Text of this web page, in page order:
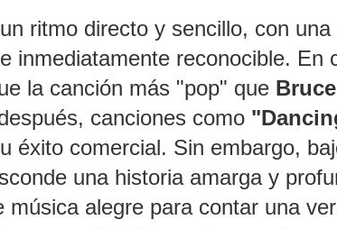
ritmo directo y sencillo, con
inmediatamente reconocible. En
la canción más "pop" que
canciones como
éxito comercial. Sin embargo,
una historia amarga y
alegre para contar una